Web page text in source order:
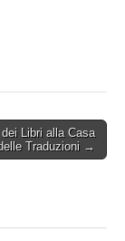
Libri alla Casa
Traduzioni →